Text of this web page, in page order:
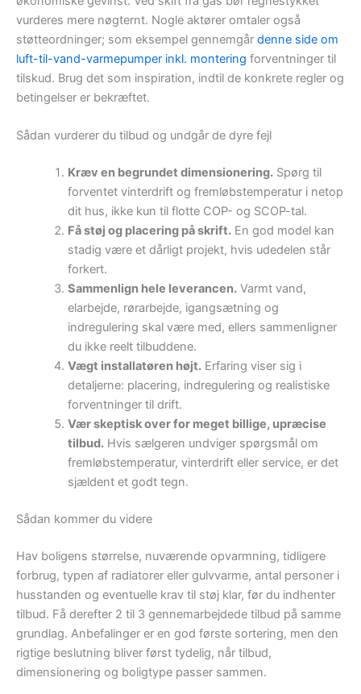
vurderes mere nøgternt. Nogle aktører omtaler også
støtteordninger; som eksempel gennemgår denne side om
luft-til-vand-varmepumper inkl. montering forventninger til
tilskud. Brug det som inspiration, indtil de konkrete regler og
betingelser er bekræftet.
Sådan vurderer du tilbud og undgår de dyre fejl
Kræv en begrundet dimensionering.Spørg til
forventet vinterdrift og fremløbstemperatur i netop
dit hus, ikke kun til flotte COP- og SCOP-tal.
Få støj og placering på skrift.En god model kan
stadig være et dårligt projekt, hvis udedelen står
forkert.
Sammenlign hele leverancen.Varmt vand,
elarbejde, rørarbejde, igangsætning og
indregulering skal være med, ellers sammenligner
du ikke reelt tilbuddene.
Vægt installatøren højt.Erfaring viser sig i
detaljerne: placering, indregulering og realistiske
forventninger til drift.
Vær skeptisk over for meget billige, upræcise
tilbud.Hvis sælgeren undviger spørgsmål om
fremløbstemperatur, vinterdrift eller service, er det
sjældent et godt tegn.
Sådan kommer du videre
Hav boligens størrelse, nuværende opvarmning, tidligere
forbrug, typen af radiatorer eller gulvvarme, antal personer i
husstanden og eventuelle krav til støj klar, før du indhenter
tilbud. Få derefter 2 til 3 gennemarbejdede tilbud på samme
grundlag. Anbefalinger er en god første sortering, men den
rigtige beslutning bliver først tydelig, når tilbud,
dimensionering og boligtype passer sammen.